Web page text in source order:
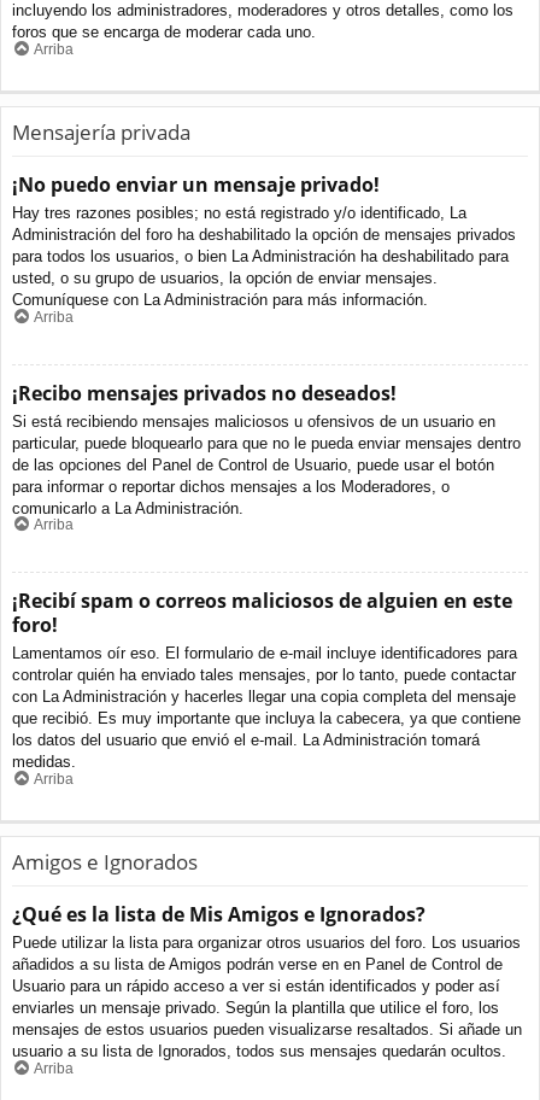
incluyendo los administradores, moderadores y otros detalles, como los
foros que se encarga de moderar cada uno.
Arriba
Mensajería privada
¡No puedo enviar un mensaje privado!
Hay tres razones posibles; no está registrado y/o identificado, La
Administración del foro ha deshabilitado la opción de mensajes privados
para todos los usuarios, o bien La Administración ha deshabilitado para
usted, o su grupo de usuarios, la opción de enviar mensajes.
Comuníquese con La Administración para más información.
Arriba
¡Recibo mensajes privados no deseados!
Si está recibiendo mensajes maliciosos u ofensivos de un usuario en
particular, puede bloquearlo para que no le pueda enviar mensajes dentro
de las opciones del Panel de Control de Usuario, puede usar el botón
para informar o reportar dichos mensajes a los Moderadores, o
comunicarlo a La Administración.
Arriba
¡Recibí spam o correos maliciosos de alguien en este
foro!
Lamentamos oír eso. El formulario de e-mail incluye identificadores para
controlar quién ha enviado tales mensajes, por lo tanto, puede contactar
con La Administración y hacerles llegar una copia completa del mensaje
que recibió. Es muy importante que incluya la cabecera, ya que contiene
los datos del usuario que envió el e-mail. La Administración tomará
medidas.
Arriba
Amigos e Ignorados
¿Qué es la lista de Mis Amigos e Ignorados?
Puede utilizar la lista para organizar otros usuarios del foro. Los usuarios
añadidos a su lista de Amigos podrán verse en en Panel de Control de
Usuario para un rápido acceso a ver si están identificados y poder así
enviarles un mensaje privado. Según la plantilla que utilice el foro, los
mensajes de estos usuarios pueden visualizarse resaltados. Si añade un
usuario a su lista de Ignorados, todos sus mensajes quedarán ocultos.
Arriba